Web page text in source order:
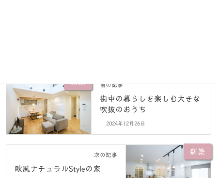
前の記事
街中の暮らしを楽しむ大きな
吹抜のおうち
2024年12月26日
新築
次の記事
欧風ナチュラルStyleの家